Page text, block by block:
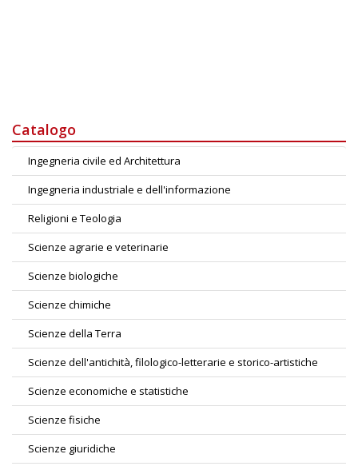
Catalogo
Ingegneria civile ed Architettura
Ingegneria industriale e dell'informazione
Religioni e Teologia
Scienze agrarie e veterinarie
Scienze biologiche
Scienze chimiche
Scienze della Terra
Scienze dell'antichità, filologico-letterarie e storico-artistiche
Scienze economiche e statistiche
Scienze fisiche
Scienze giuridiche